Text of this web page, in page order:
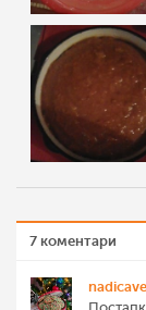
7 коментари